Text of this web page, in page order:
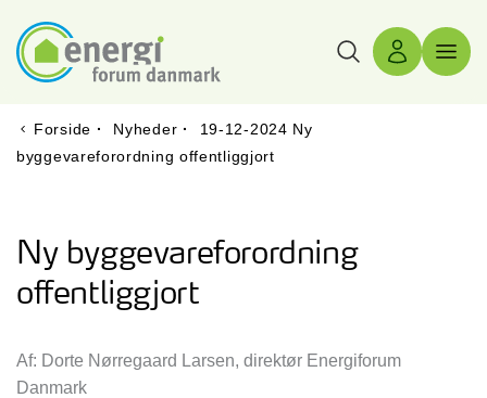
Søg Log ind
Forside · Nyheder ·
19-12-2024 Ny
byggevareforordning offentliggjort
Ny byggevareforordning
offentliggjort
Af: Dorte Nørregaard Larsen, direktør Energiforum
Danmark